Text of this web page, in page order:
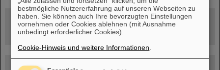
FAIR-Trailer: Der Weg der Teilchen durch die
Beschleunigeranlage
bestmögliche Nutzererfahrung auf unseren Webseiten zu
haben. Sie können auch Ihre bevorzugten Einstellungen
vornehmen oder Cookies ablehnen (mit Ausnahme
unbedingt erforderlicher Cookies).
Cookie-Hinweis und weitere Informationen